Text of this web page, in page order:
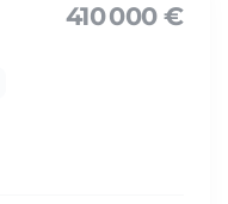
410 000 €